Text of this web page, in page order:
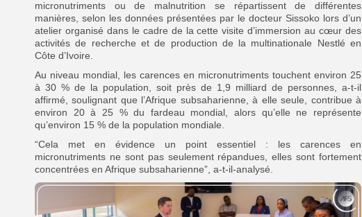
micronutriments ou de malnutrition se répartissent de différentes
manières, selon les données présentées par le docteur Sissoko lors d’un
atelier organisé dans le cadre de la cette visite d’immersion au cœur des
activités de recherche et de production de la multinationale Nestlé en
Côte d’Ivoire.
Au niveau mondial, les carences en micronutriments touchent environ 25
à 30 % de la population, soit près de 1,9 milliard de personnes, a-t-il
affirmé, soulignant que l’Afrique subsaharienne, à elle seule, contribue à
environ 20 à 25 % du fardeau mondial, alors qu’elle ne représente
qu’environ 15 % de la population mondiale.
“Cela met en évidence un point essentiel : les carences en
micronutriments ne sont pas seulement répandues, elles sont fortement
concentrées en Afrique subsaharienne”, a-t-il-analysé.